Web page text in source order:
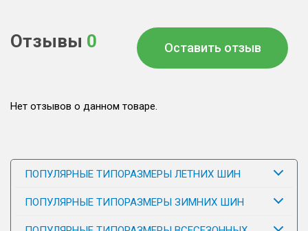
Отзывы 0 Оставить отзыв
Нет отзывов о данном товаре.
ПОПУЛЯРНЫЕ ТИПОРАЗМЕРЫ ЛЕТНИХ ШИН
ПОПУЛЯРНЫЕ ТИПОРАЗМЕРЫ ЗИМНИХ ШИН